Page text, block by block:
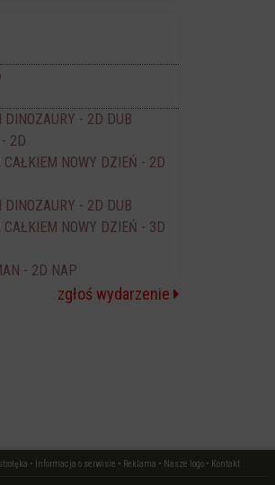
DINOZAURY - 2D DUB
2D
NOWY DZIEŃ - 2D
DINOZAURY - 2D DUB
NOWY DZIEŃ - 3D
- 2D NAP
zgłoś wydarzenie
• Informacja o serwisie • Reklama • Nasze logo• Kontakt